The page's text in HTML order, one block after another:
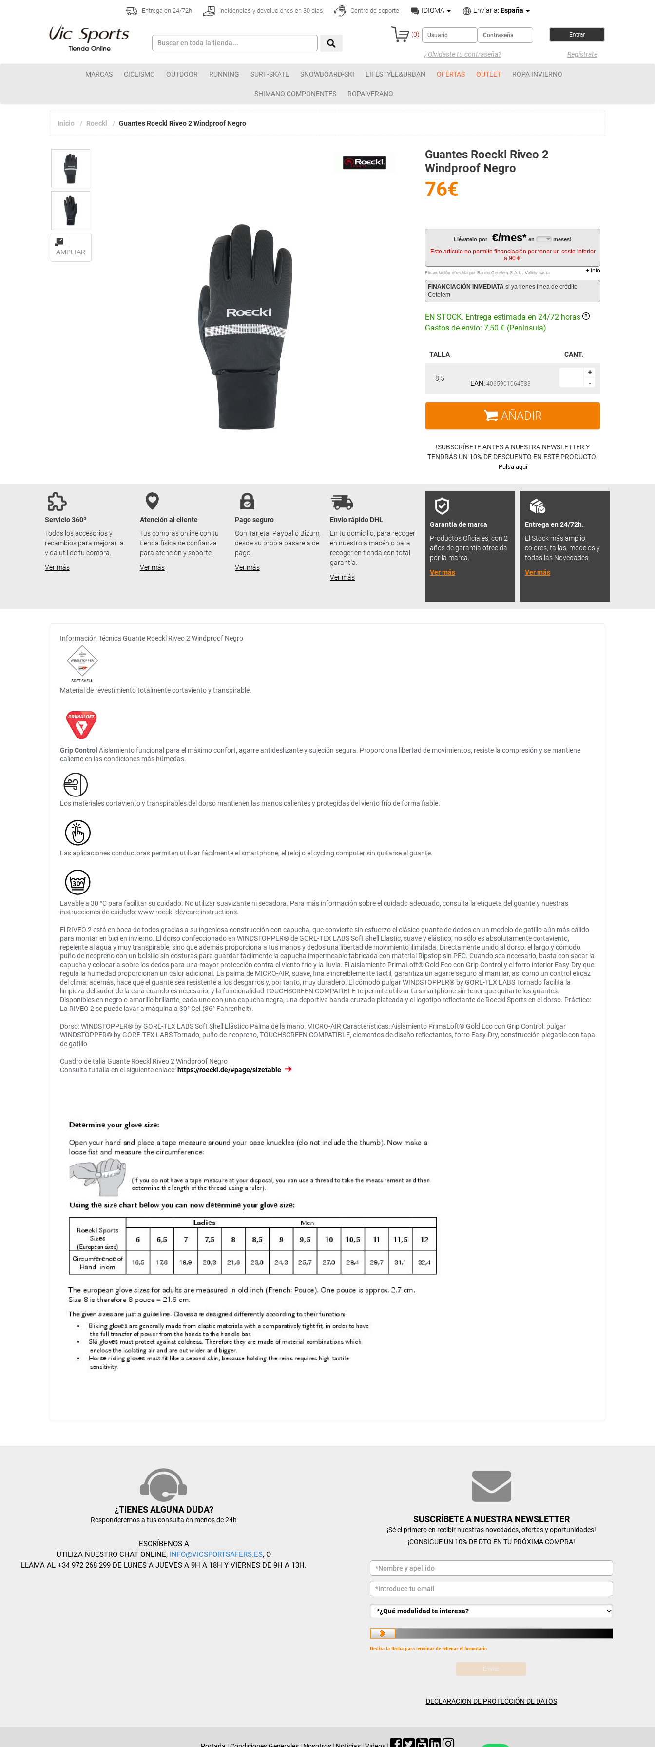
Entrega en 24/72h Incidencias y devoluciones en 30 días Centro de soporte IDIOMA Enviar a: España
(0)
¿Olvidaste tu contraseña? Regístrate
MARCAS CICLISMO OUTDOOR RUNNING SURF-SKATE SNOWBOARD-SKI LIFESTYLE&URBAN OFERTAS OUTLET ROPA INVIERNO
SHIMANO COMPONENTES ROPA VERANO
Inicio Roeckl Guantes Roeckl Riveo 2 Windproof Negro
AMPLIAR
Guantes Roeckl Riveo 2
Windproof Negro
76€
Llévatelo por €/mes* en meses!
Este artículo no permite financiación por tener un coste inferior
a 90 €.
Financiación ofrecida por Banco Cetelem S.A.U. Válido hasta + info
FINANCIACIÓN INMEDIATA si ya tienes línea de crédito
Cetelem
EN STOCK. Entrega estimada en 24/72 horas
Gastos de envío: 7,50 € (Península)
TALLA CANT.
8,5
EAN: 4065901064533
+
-
+
-
AÑADIR
!SUBSCRÍBETE ANTES A NUESTRA NEWSLETTER Y
TENDRÁS UN 10% DE DESCUENTO EN ESTE PRODUCTO!
Pulsa aquí
Servicio 360º
Todos los accesorios y
recambios para mejorar la
vida util de tu compra.
Ver más
Atención al cliente
Tus compras online con tu
tienda física de confianza
para atención y soporte.
Ver más
Pago seguro
Con Tarjeta, Paypal o Bizum,
desde su propia pasarela de
pago.
Ver más
Envío rápido DHL
En tu domicilio, para recoger
en nuestro almacén o para
recoger en tienda con total
garantía.
Ver más
Garantía de marca
Productos Oficiales, con 2
años de garantía ofrecida
por la marca.
Ver más
Entrega en 24/72h.
El Stock más amplio,
colores, tallas, modelos y
todas las Novedades.
Ver más
Información Técnica Guante Roeckl Riveo 2 Windproof Negro
Material de revestimiento totalmente cortaviento y transpirable.
Grip Control Aislamiento funcional para el máximo confort, agarre antideslizante y sujeción segura. Proporciona libertad de movimientos, resiste la compresión y se mantiene
caliente en las condiciones más húmedas.
Los materiales cortaviento y transpirables del dorso mantienen las manos calientes y protegidas del viento frío de forma fiable.
Las aplicaciones conductoras permiten utilizar fácilmente el smartphone, el reloj o el cycling computer sin quitarse el guante.
Lavable a 30 °C para facilitar su cuidado. No utilizar suavizante ni secadora. Para más información sobre el cuidado adecuado, consulta la etiqueta del guante y nuestras
instrucciones de cuidado: www.roeckl.de/care-instructions.
El RIVEO 2 está en boca de todos gracias a su ingeniosa construcción con capucha, que convierte sin esfuerzo el clásico guante de dedos en un modelo de gatillo aún más cálido
para montar en bici en invierno. El dorso confeccionado en WINDSTOPPER® de GORE-TEX LABS Soft Shell Elastic, suave y elástico, no sólo es absolutamente cortaviento,
repelente al agua y muy transpirable, sino que además proporciona a tus manos y dedos una libertad de movimiento ilimitada. Directamente unido al dorso: el largo y cómodo
puño de neopreno con un bolsillo sin costuras para guardar fácilmente la capucha impermeable fabricada con material Ripstop sin PFC. Cuando sea necesario, basta con sacar la
capucha y colocarla sobre los dedos para una mayor protección contra el viento frío y la lluvia. El aislamiento PrimaLoft® Gold Eco con Grip Control y el forro interior Easy-Dry que
regula la humedad proporcionan un calor adicional. La palma de MICRO-AIR, suave, fina e increíblemente táctil, garantiza un agarre seguro al manillar, así como un control eficaz
del clima; además, hace que el guante sea resistente a los desgarros y, por tanto, muy duradero. El cómodo pulgar WINDSTOPPER® by GORE-TEX LABS Tornado facilita la
limpieza del sudor de la cara cuando es necesario, y la funcionalidad TOUCHSCREEN COMPATIBLE te permite utilizar tu smartphone sin tener que quitarte los guantes.
Disponibles en negro o amarillo brillante, cada uno con una capucha negra, una deportiva banda cruzada plateada y el logotipo reflectante de Roeckl Sports en el dorso. Práctico:
La RIVEO 2 se puede lavar a máquina a 30° Cel.(86° Fahrenheit).
Dorso: WINDSTOPPER® by GORE-TEX LABS Soft Shell Elástico Palma de la mano: MICRO-AIR Características: Aislamiento PrimaLoft® Gold Eco con Grip Control, pulgar
WINDSTOPPER® by GORE-TEX LABS Tornado, puño de neopreno, TOUCHSCREEN COMPATIBLE, elementos de diseño reflectantes, forro Easy-Dry, construcción plegable con tapa
de gatillo
Cuadro de talla Guante Roeckl Riveo 2 Windproof Negro
Consulta tu talla en el siguiente enlace: https://roeckl.de/#page/sizetable
¿TIENES ALGUNA DUDA?
Responderemos a tus consulta en menos de 24h
ESCRÍBENOS A
UTILIZA NUESTRO CHAT ONLINE, INFO@VICSPORTSAFERS.ES, O
LLAMA AL +34 972 268 299 DE LUNES A JUEVES A 9H A 18H Y VIERNES DE 9H A 13H.
SUSCRÍBETE A NUESTRA NEWSLETTER
¡Sé el primero en recibir nuestras novedades, ofertas y oportunidades!
¡CONSIGUE UN 10% DE DTO EN TU PRÓXIMA COMPRA!
Desliza la flecha para terminar de rellenar el formulario
DECLARACION DE PROTECCIÓN DE DATOS